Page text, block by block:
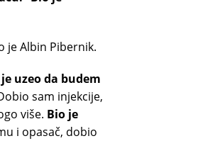
je Albin Pibernik.
uzeo da budem
sam injekcije,
više. Bio je
i opasač, dobio